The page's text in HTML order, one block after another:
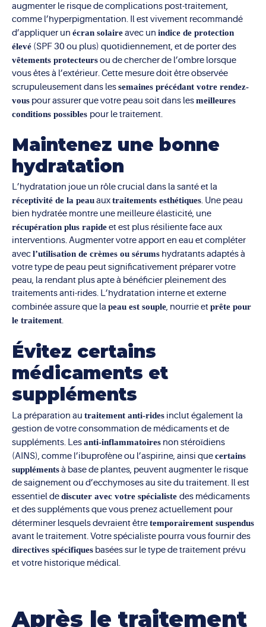
augmenter le risque de complications post-traitement,
comme l’hyperpigmentation. Il est vivement recommandé
d’appliquer un écran solaireavec un indice de protection
élevé (SPF 30 ou plus) quotidiennement, et de porter des
vêtements protecteursou de chercher de l’ombre lorsque
vous êtes à l’extérieur. Cette mesure doit être observée
scrupuleusement dans lessemaines précédant votre rendez-
vous pour assurer que votre peau soit dans lesmeilleures
conditions possibles pour le traitement.
Maintenez une bonne
hydratation
L’hydratation joue un rôle crucial dans la santé et la
réceptivité de la peauauxtraitements esthétiques. Une peau
bien hydratée montre une meilleure élasticité, une
récupération plus rapideet est plus résiliente face aux
interventions. Augmenter votre apport en eau et compléter
avecl’utilisation de crèmes ou sérums hydratants adaptés à
votre type de peau peut significativement préparer votre
peau, la rendant plus apte à bénéficier pleinement des
traitements anti-rides. L’hydratation interne et externe
combinée assure que la peau est souple, nourrie etprête pour
le traitement.
Évitez certains
médicaments et
suppléments
La préparation au traitement anti-rides inclut également la
gestion de votre consommation de médicaments et de
suppléments. Lesanti-inflammatoires non stéroïdiens
(AINS), comme l’ibuprofène ou l’aspirine, ainsi quecertains
supplémentsà base de plantes, peuvent augmenter le risque
de saignement ou d’ecchymoses au site du traitement. Il est
essentiel dediscuter avec votre spécialiste des médicaments
et des suppléments que vous prenez actuellement pour
déterminer lesquels devraient êtretemporairement suspendus
avant le traitement. Votre spécialiste pourra vous fournir des
directives spécifiques basées sur le type de traitement prévu
et votre historique médical.
Après le traitement